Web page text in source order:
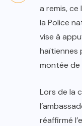
a remis, ce
la Police
vise à
haïtiennes
montée de
Lors de la
réaffirmé